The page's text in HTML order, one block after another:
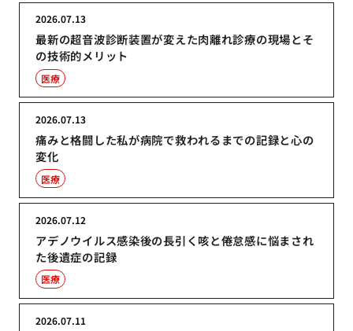
最新の超音波診断装置が変えた肉離れ診療の現場とそ
の技術的メリット
2026.07.13
医療
痛みと格闘した私が病院で救われるまでの記録と心の
変化
2026.07.13
医療
アデノウイルス感染後の長引く咳と倦怠感に悩まされ
た後遺症の記録
2026.07.12
医療
2026.07.11